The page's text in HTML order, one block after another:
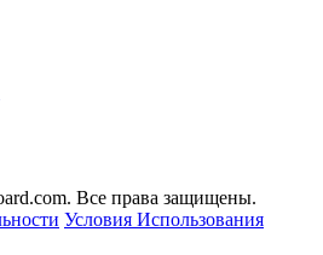
Все права защищены.
Условия Использования